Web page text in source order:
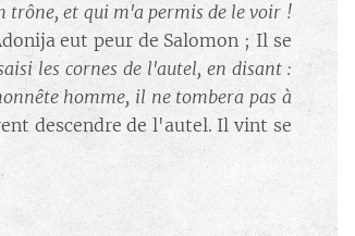
trône, et qui m'a permis de le voir !
eut peur de Salomon ; Il se
les cornes de l'autel, en disant :
homme, il ne tombera pas à
descendre de l'autel. Il vint se